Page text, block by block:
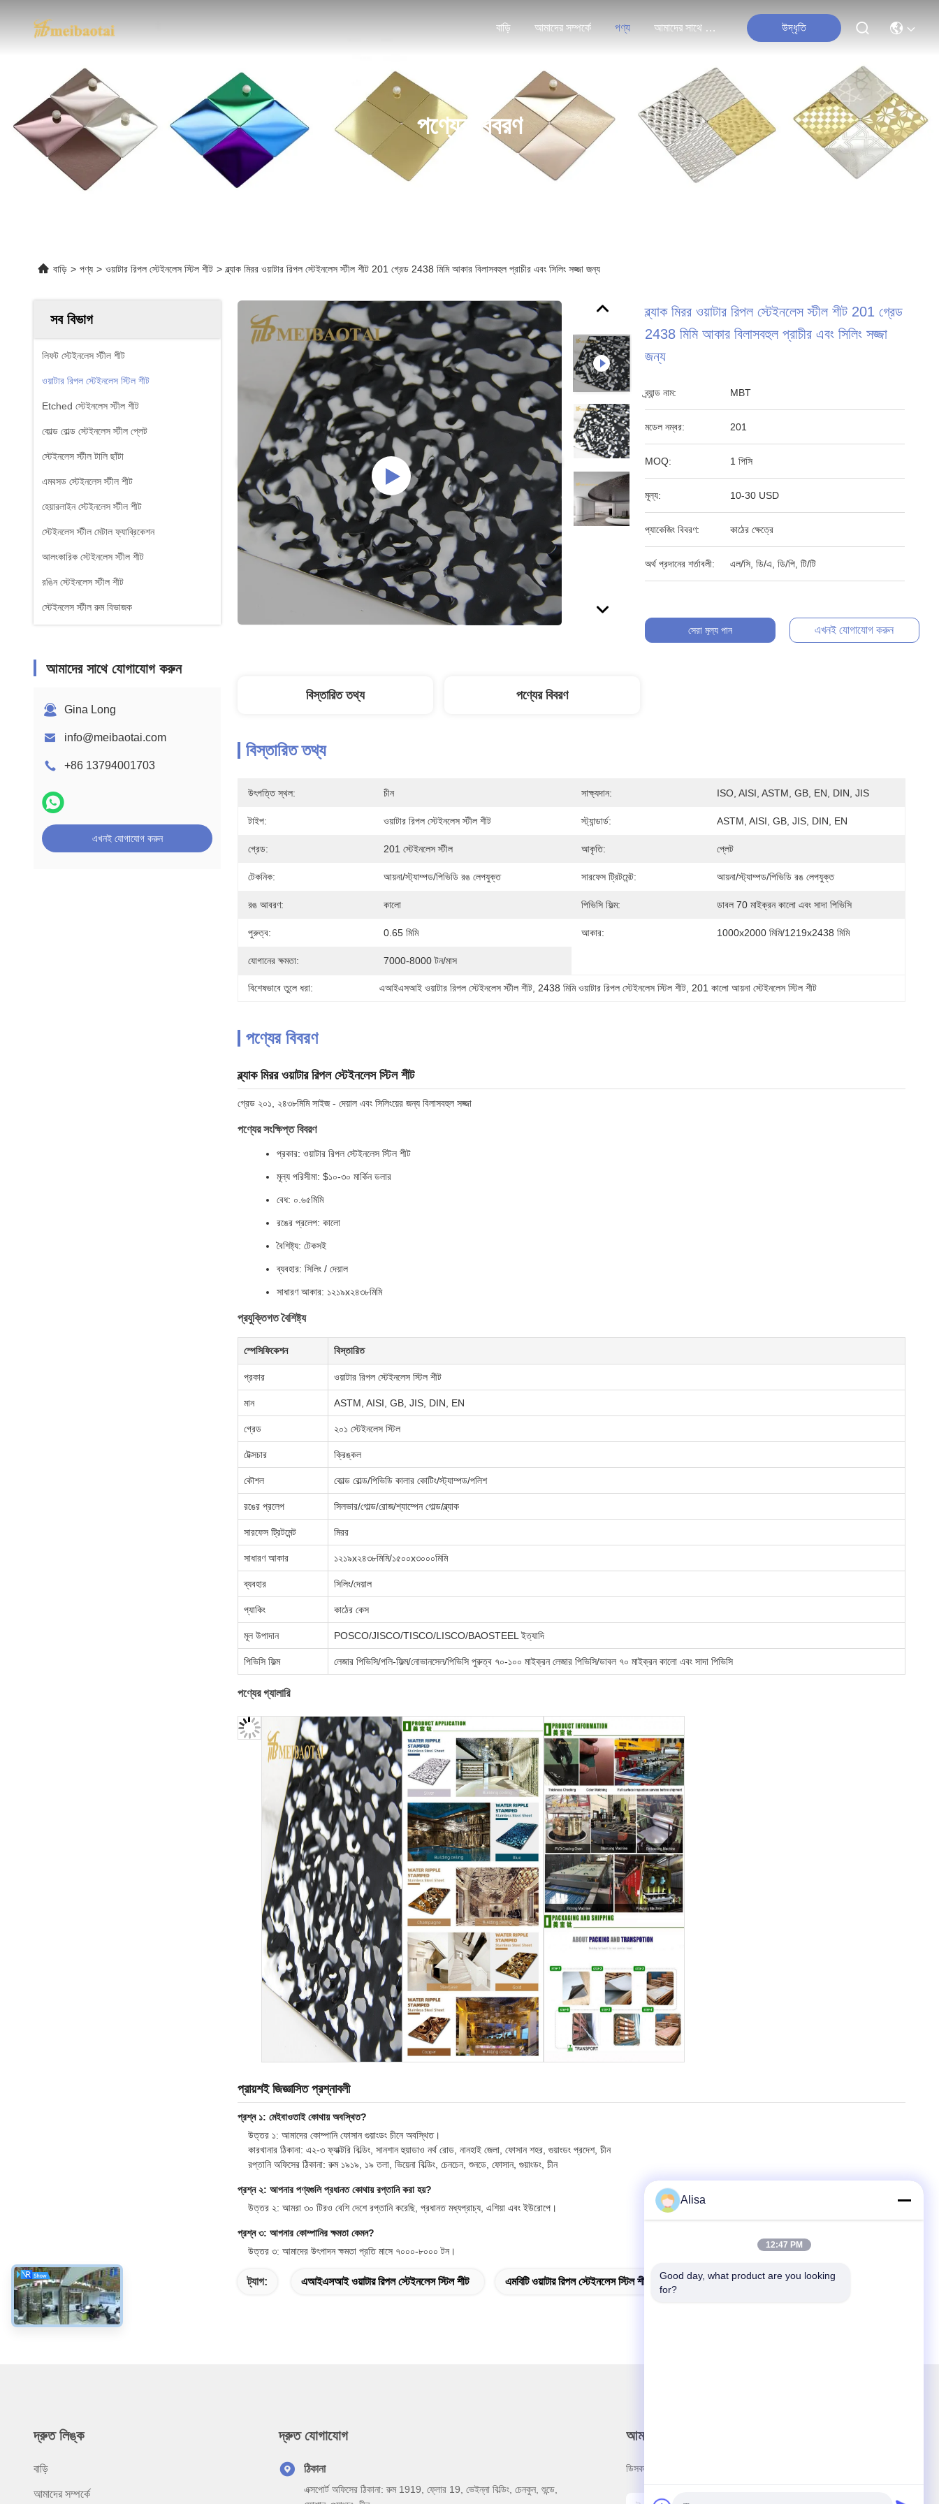
বাড়ি আমাদের সম্পর্কে পণ্য আমাদের সাথে যোগাযোগ করুন উদ্ধৃতি
পণ্যের বিবরণ
বাড়ি > পণ্য > ওয়াটার রিপল স্টেইনলেস স্টিল শীট > ব্ল্যাক মিরর ওয়াটার রিপল স্টেইনলেস স্টীল শীট 201 গ্রেড 2438 মিমি আকার বিলাসবহুল প্রাচীর এবং সিলিং সজ্জা জন্য
সব বিভাগ
লিফট স্টেইনলেস স্টীল শীট
ওয়াটার রিপল স্টেইনলেস স্টিল শীট
Etched স্টেইনলেস স্টীল শীট
কোল্ড রোল্ড স্টেইনলেস স্টীল প্লেট
স্টেইনলেস স্টীল টালি ছাঁটা
এমবসড স্টেইনলেস স্টীল শীট
হেয়ারলাইন স্টেইনলেস স্টীল শীট
স্টেইনলেস স্টীল মেটাল ফ্যাব্রিকেশন
আলংকারিক স্টেইনলেস স্টীল শীট
রঙিন স্টেইনলেস স্টীল শীট
স্টেইনলেস স্টীল রুম বিভাজক
আমাদের সাথে যোগাযোগ করুন
Gina Long
info@meibaotai.com
+86 13794001703
এখনই যোগাযোগ করুন
ব্ল্যাক মিরর ওয়াটার রিপল স্টেইনলেস স্টীল শীট 201 গ্রেড
2438 মিমি আকার বিলাসবহুল প্রাচীর এবং সিলিং সজ্জা
জন্য
ব্র্যান্ড নাম: MBT
মডেল নম্বর: 201
MOQ: 1 পিসি
মূল্য: 10-30 USD
প্যাকেজিং বিবরণ: কাঠের ক্ষেত্রে
অর্থ প্রদানের শর্তাবলী: এল/সি, ডি/এ, ডি/পি, টি/টি
সেরা মূল্য পান এখনই যোগাযোগ করুন
বিস্তারিত তথ্য পণ্যের বিবরণ
বিস্তারিত তথ্য
উৎপত্তি স্থল: চীন সাক্ষ্যদান: ISO, AISI, ASTM, GB, EN, DIN, JIS
টাইপ: ওয়াটার রিপল স্টেইনলেস স্টীল শীট স্ট্যান্ডার্ড: ASTM, AISI, GB, JIS, DIN, EN
গ্রেড: 201 স্টেইনলেস স্টীল আকৃতি: প্লেট
টেকনিক: আয়না/স্ট্যাম্পড/পিভিডি রঙ লেপযুক্ত সারফেস ট্রিটমেন্ট: আয়না/স্ট্যাম্পড/পিভিডি রঙ লেপযুক্ত
রঙ আবরণ: কালো পিভিসি ফিল্ম: ডাবল 70 মাইক্রন কালো এবং সাদা পিভিসি
পুরুত্ব: 0.65 মিমি আকার: 1000x2000 মিমি/1219x2438 মিমি
যোগানের ক্ষমতা: 7000-8000 টন/মাস
বিশেষভাবে তুলে ধরা: এআইএসআই ওয়াটার রিপল স্টেইনলেস স্টীল শীট 2438 মিমি ওয়াটার রিপল স্টেইনলেস স্টিল শীট 201 কালো আয়না স্টেইনলেস স্টিল শীট
পণ্যের বিবরণ
ব্ল্যাক মিরর ওয়াটার রিপল স্টেইনলেস স্টিল শীট
গ্রেড ২০১, ২৪৩৮মিমি সাইজ - দেয়াল এবং সিলিংয়ের জন্য বিলাসবহুল সজ্জা
পণ্যের সংক্ষিপ্ত বিবরণ
প্রকার: ওয়াটার রিপল স্টেইনলেস স্টিল শীট
মূল্য পরিসীমা: $১০-৩০ মার্কিন ডলার
বেধ: ০.৬৫মিমি
রঙের প্রলেপ: কালো
বৈশিষ্ট্য: টেকসই
ব্যবহার: সিলিং / দেয়াল
সাধারণ আকার: ১২১৯x২৪৩৮মিমি
প্রযুক্তিগত বৈশিষ্ট্য
স্পেসিফিকেশন বিস্তারিত
প্রকার ওয়াটার রিপল স্টেইনলেস স্টিল শীট
মান ASTM, AISI, GB, JIS, DIN, EN
গ্রেড ২০১ স্টেইনলেস স্টিল
টেক্সচার ক্রিঙ্কল
কৌশল কোল্ড রোল্ড/পিভিডি কালার কোটিং/স্ট্যাম্পড/পলিশ
রঙের প্রলেপ সিলভার/গোল্ড/রোজ/শ্যাম্পেন গোল্ড/ব্ল্যাক
সারফেস ট্রিটমেন্ট মিরর
সাধারণ আকার ১২১৯x২৪৩৮মিমি/১৫০০x৩০০০মিমি
ব্যবহার সিলিং/দেয়াল
প্যাকিং কাঠের কেস
মূল উপাদান POSCO/JISCO/TISCO/LISCO/BAOSTEEL ইত্যাদি
পিভিসি ফিল্ম লেজার পিভিসি/পলি-ফিল্ম/নোভানসেল/পিভিসি পুরুত্ব ৭০-১০০ মাইক্রন লেজার পিভিসি/ডাবল ৭০ মাইক্রন কালো এবং সাদা পিভিসি
পণ্যের গ্যালারি
প্রায়শই জিজ্ঞাসিত প্রশ্নাবলী
প্রশ্ন ১: মেইবাওতাই কোথায় অবস্থিত?
উত্তর ১: আমাদের কোম্পানি ফোসান গুয়াংডং চীনে অবস্থিত।
কারখানার ঠিকানা: এ২-৩ ফ্যাক্টরি বিল্ডিং, সানশান হুয়াডাও নর্থ রোড, নানহাই জেলা, ফোসান শহর, গুয়াংডং প্রদেশ, চীন
রপ্তানি অফিসের ঠিকানা: রুম ১৯১৯, ১৯ তলা, ভিয়েনা বিল্ডিং, চেনচেন, শুনডে, ফোসান, গুয়াংডং, চীন
প্রশ্ন ২: আপনার পণ্যগুলি প্রধানত কোথায় রপ্তানি করা হয়?
উত্তর ২: আমরা ৩০ টিরও বেশি দেশে রপ্তানি করেছি, প্রধানত মধ্যপ্রাচ্য, এশিয়া এবং ইউরোপে।
প্রশ্ন ৩: আপনার কোম্পানির ক্ষমতা কেমন?
উত্তর ৩: আমাদের উৎপাদন ক্ষমতা প্রতি মাসে ৭০০০-৮০০০ টন।
ট্যাগ: এআইএসআই ওয়াটার রিপল স্টেইনলেস স্টিল শীট এমবিটি ওয়াটার রিপল স্টেইনলেস স্টিল শীট জিবি ওয়াটার রিপল স্টেইনলেস স্টিল শীট
দ্রুত লিঙ্ক
বাড়ি
আমাদের সম্পর্কে
দ্রুত যোগাযোগ
ঠিকানা
এক্সপোর্ট অফিসের ঠিকানা: রুম 1919, ফ্লোর 19, ভেইন্না বিল্ডিং, চেনকুন, শুন্ডে,
আমাদের নিউজলেটার
ডিসকাউন্ট এবং আরো জন্য আমাদের নিউজলেটার সদস্যতা.
Alisa
12:47 PM
Good day, what product are you looking
for?